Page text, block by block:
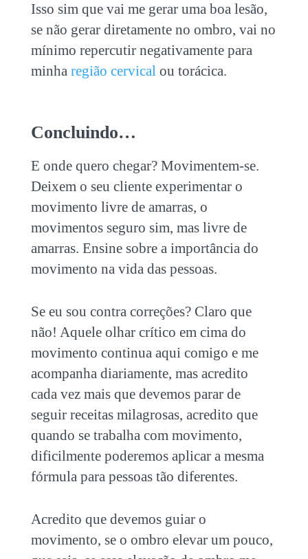
Isso sim que vai me gerar uma boa lesão,
se não gerar diretamente no ombro, vai no
mínimo repercutir negativamente para
minha região cervical ou torácica.
Concluindo…
E onde quero chegar? Movimentem-se.
Deixem o seu cliente experimentar o
movimento livre de amarras, o
movimentos seguro sim, mas livre de
amarras. Ensine sobre a importância do
movimento na vida das pessoas.
Se eu sou contra correções? Claro que
não! Aquele olhar crítico em cima do
movimento continua aqui comigo e me
acompanha diariamente, mas acredito
cada vez mais que devemos parar de
seguir receitas milagrosas, acredito que
quando se trabalha com movimento,
dificilmente poderemos aplicar a mesma
fórmula para pessoas tão diferentes.
Acredito que devemos guiar o
movimento, se o ombro elevar um pouco,